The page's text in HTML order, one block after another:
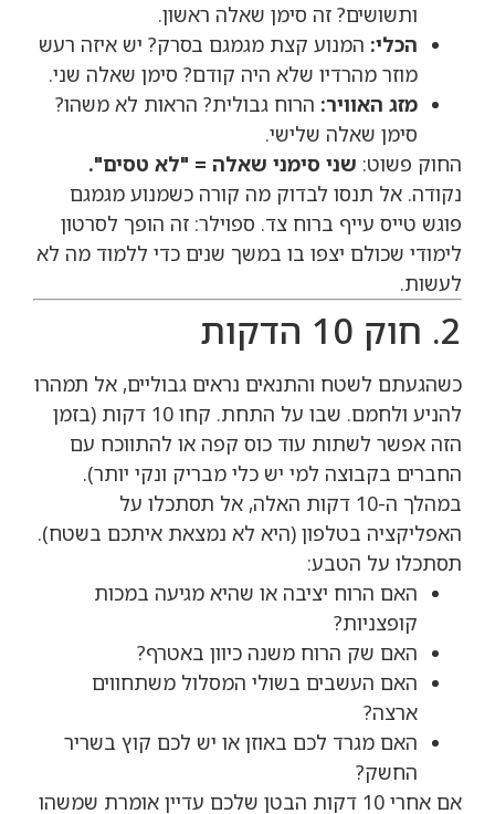
ותשושים? זה סימן שאלה ראשון.
הכלי: המנוע קצת מגמגם בסרק? יש איזה רעש
מוזר מהרדיו שלא היה קודם? סימן שאלה שני.
מזג האוויר: הרוח גבולית? הראות לא משהו?
סימן שאלה שלישי.
החוק פשוט: שני סימני שאלה = "לא טסים".
נקודה. אל תנסו לבדוק מה קורה כשמנוע מגמגם
פוגש טייס עייף ברוח צד. ספוילר: זה הופך לסרטון
לימודי שכולם יצפו בו במשך שנים כדי ללמוד מה לא
לעשות.
2. חוק 10 הדקות
כשהגעתם לשטח והתנאים נראים גבוליים, אל תמהרו
להניע ולחמם. שבו על התחת. קחו 10 דקות (בזמן
הזה אפשר לשתות עוד כוס קפה או להתווכח עם
החברים בקבוצה למי יש כלי מבריק ונקי יותר).
במהלך ה-10 דקות האלה, אל תסתכלו על
האפליקציה בטלפון (היא לא נמצאת איתכם בשטח).
תסתכלו על הטבע:
האם הרוח יציבה או שהיא מגיעה במכות
קופצניות?
האם שק הרוח משנה כיוון באטרף?
האם העשבים בשולי המסלול משתחווים
ארצה?
האם מגרד לכם באוזן או יש לכם קוץ בשריר
החשק?
אם אחרי 10 דקות הבטן שלכם עדיין אומרת שמשהו